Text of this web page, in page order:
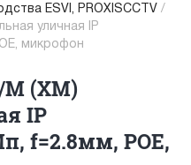
ESVI, PROXISCCTV /
уличная IP
микрофон
M (XM)
IP
f=2.8мм, POE,